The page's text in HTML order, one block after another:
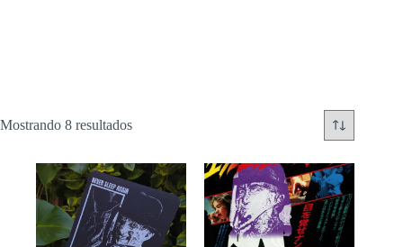
Mostrando 8 resultadosOrdenado